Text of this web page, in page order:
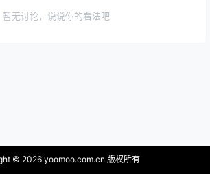
暂无讨论，说说你的看法吧
© 2026 yoomoo.com.cn 版权所有